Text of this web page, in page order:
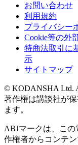
お問い合わせ
利用規約
プライバシー
Cookie等の外
特商法取引に
示
サイトマップ
© KODANSHA Ltd.
著作権は講談社が
ます。
ABJマークは、こ
作権者からコンテ